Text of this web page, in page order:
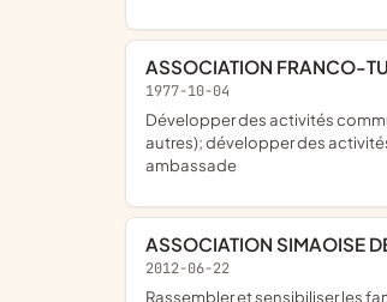
ASSOCIATION FRANCO-
1977-10-04
développer des activités communes de sports et de loisirs ; développer une entraide de ses membres et au delà (mise à disposition des connaissances des uns au service des
autres); développer des
ambassade
ASSOCIATION SIMAOISE
2012-06-22
rassembler et sensibiliser les familles et les jeunes de toutes les régions de Comores résidents dans le département de l'aube pour former une unité de communauté sereine et